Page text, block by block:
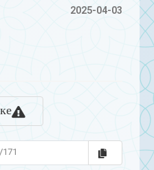
2025-04-03